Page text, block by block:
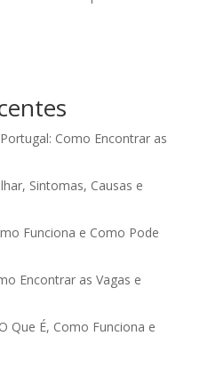
Como Encontrar as
Sintomas, Causas e
Funciona e Como Pode
Encontrar as Vagas e
Que É, Como Funciona e